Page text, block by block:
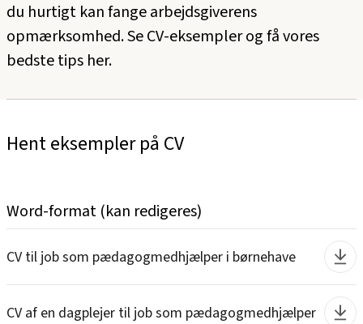
du hurtigt kan fange arbejdsgiverens
opmærksomhed. Se CV-eksempler og få vores
bedste tips her.
Hent eksempler på CV
Word-format (kan redigeres)
CV til job som pædagogmedhjælper i børnehave
CV af en dagplejer til job som pædagogmedhjælper